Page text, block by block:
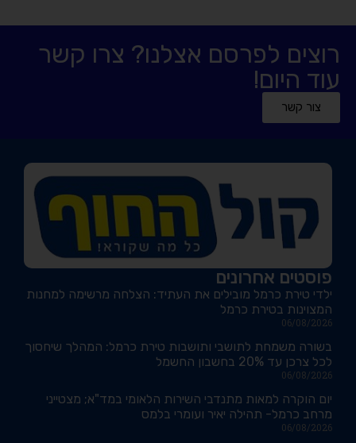
רוצים לפרסם אצלנו? צרו קשר
עוד היום!
צור קשר
פוסטים אחרונים
ילדי טירת כרמל מובילים את העתיד: הצלחה מרשימה למחנות
המצוינות בטירת כרמל
06/08/2026
בשורה משמחת לתושבי ותושבות טירת כרמל: המהלך שיחסוך
לכל צרכן עד 20% בחשבון החשמל
06/08/2026
יום הוקרה למאות מתנדבי השירות הלאומי במד"א; מצטייני
מרחב כרמל- תהילה יאיר ועומרי בלמס
06/08/2026